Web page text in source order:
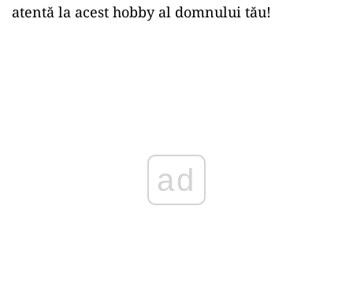
atentă la acest hobby al domnului tău!
ad